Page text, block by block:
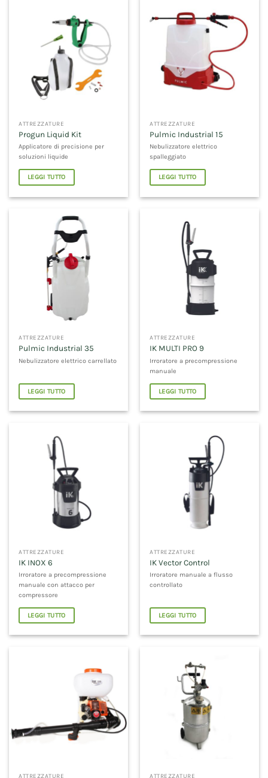
ATTREZZATURE
Progun Liquid Kit
Applicatore di precisione per
soluzioni liquide
LEGGI TUTTO
ATTREZZATURE
Pulmic Industrial 15
Nebulizzatore elettrico
spalleggiato
LEGGI TUTTO
ATTREZZATURE
Pulmic Industrial 35
Nebulizzatore elettrico carrellato
LEGGI TUTTO
ATTREZZATURE
IK MULTI PRO 9
Irroratore a precompressione
manuale
LEGGI TUTTO
ATTREZZATURE
IK INOX 6
Irroratore a precompressione
manuale con attacco per
compressore
LEGGI TUTTO
ATTREZZATURE
IK Vector Control
Irroratore manuale a flusso
controllato
LEGGI TUTTO
ATTREZZATURE ATTREZZATURE